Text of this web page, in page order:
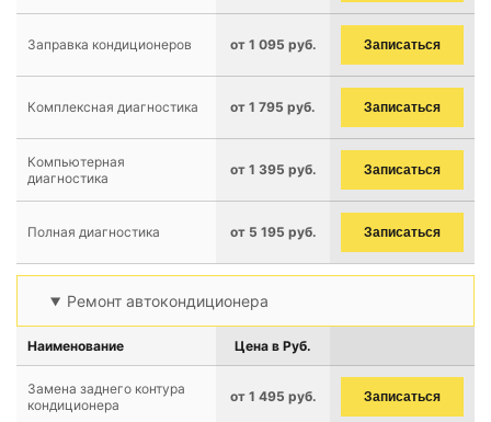
Заправка кондиционеров от 1 095 руб. Записаться
Комплексная диагностика от 1 795 руб. Записаться
Компьютерная
диагностика
от 1 395 руб. Записаться
Полная диагностика от 5 195 руб. Записаться
Ремонт автокондиционера
Наименование Цена в Руб.
Замена заднего контура
кондиционера
от 1 495 руб. Записаться